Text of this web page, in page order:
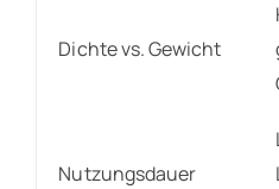
Dichte vs. Gewicht
Nutzungsdauer